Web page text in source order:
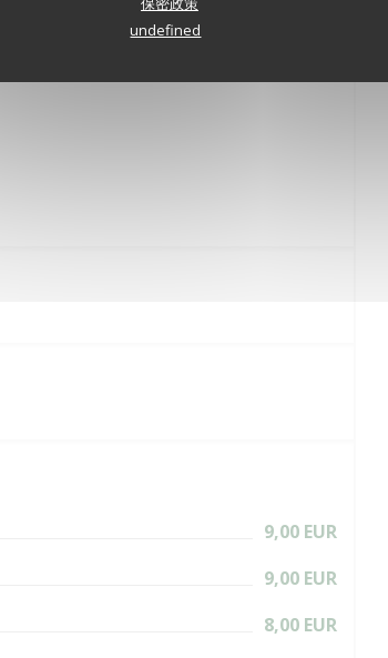
undefined
9,00 EUR
9,00 EUR
8,00 EUR